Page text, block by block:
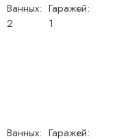
Ванных:
2
Гаражей:
1
Ванных: Гаражей: